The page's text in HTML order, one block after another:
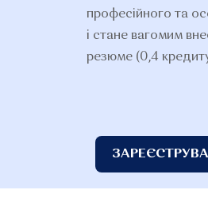
професійного та
і стане вагомим
резюме (0,4